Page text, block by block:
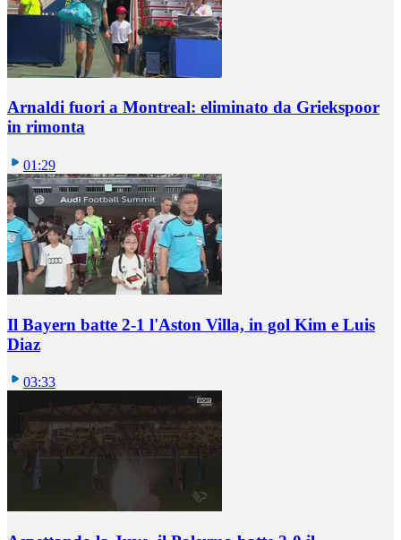
Arnaldi fuori a Montreal: eliminato da Griekspoor
in rimonta
01:29
Il Bayern batte 2-1 l'Aston Villa, in gol Kim e Luis
Diaz
03:33